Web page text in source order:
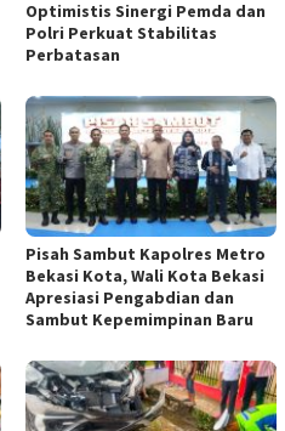
Optimistis Sinergi Pemda dan
Polri Perkuat Stabilitas
Perbatasan
Pisah Sambut Kapolres Metro
Bekasi Kota, Wali Kota Bekasi
Apresiasi Pengabdian dan
Sambut Kepemimpinan Baru